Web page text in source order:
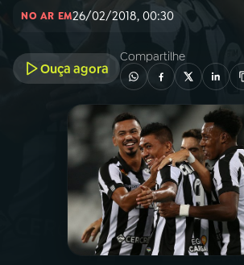
01INÍCIO
02A RÁDIO
PROGRAMAÇÃO
PROGRAMAS
PODCASTS
NO AR EM26/02/2018, 00:30
Ouça agora
Compartilhe